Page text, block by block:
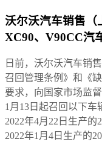
沃尔沃汽车销售（
XC90、V90CC汽
日前，沃尔沃汽车销
召回管理条例》和《
要求，向国家市场监
1月13日起召回以下车
2022年4月22日生产的
2022年1月4日生产的